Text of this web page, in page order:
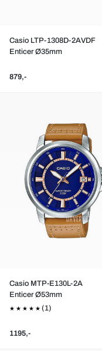
Casio LTP-1308D-2AVDF
Enticer Ø35mm
879,-
Casio MTP-E130L-2A
Enticer Ø53mm
(1)
1195,-